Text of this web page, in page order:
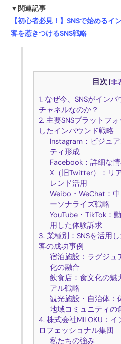
▼関連記事
【初心者必見！】SNSで始める
客を惹きつけるSNS戦略
目次 [非
1. なぜ今、SNSがイン
チャネルなのか？
2. 主要SNSプラットフ
したインバウンド戦略
Instagram：ビジュ
ティ形成
Facebook：詳細な
X（旧Twitter）：リ
レンド活用
Weibo・WeChat：
ーソナライズ戦略
YouTube・TikTok：
用した体験訴求
3. 業種別：SNSを活用
客の成功事例
宿泊施設：ラグジュ
化の融合
飲食店：食文化の魅
アル戦略
観光施設・自治体：
地域コミュニティの
4. 株式会社MILOKU：
ロフェッショナル集団
私たちの強み